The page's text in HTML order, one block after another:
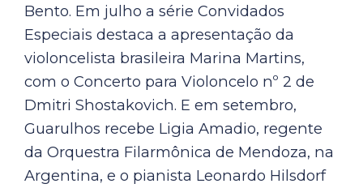
Bento. Em julho a série Convidados
Especiais destaca a apresentação da
violoncelista brasileira Marina Martins,
com o Concerto para Violoncelo nº 2 de
Dmitri Shostakovich. E em setembro,
Guarulhos recebe Ligia Amadio, regente
da Orquestra Filarmônica de Mendoza, na
Argentina, e o pianista Leonardo Hilsdorf